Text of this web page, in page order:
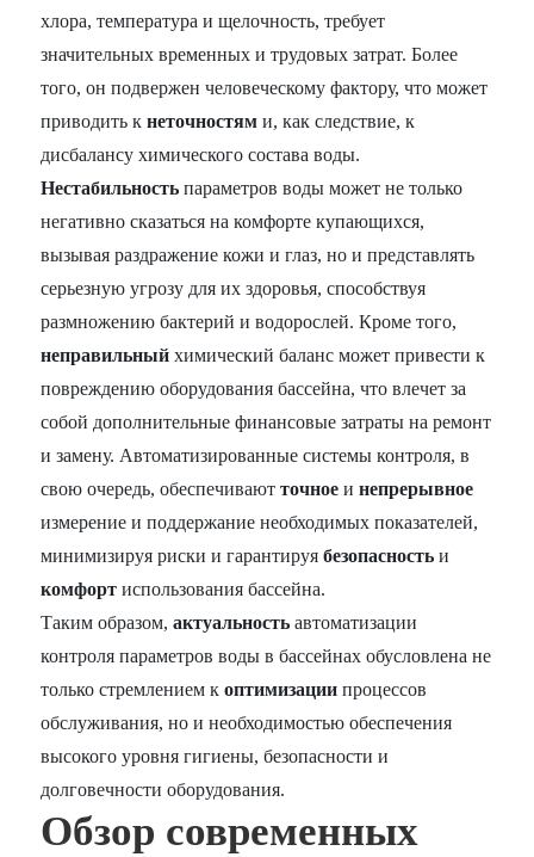
хлора, температура и щелочность, требует
значительных временных и трудовых затрат. Более
того, он подвержен человеческому фактору, что может
приводить кнеточностям и, как следствие, к
дисбалансу химического состава воды.
Нестабильность параметров воды может не только
негативно сказаться на комфорте купающихся,
вызывая раздражение кожи и глаз, но и представлять
серьезную угрозу для их здоровья, способствуя
размножению бактерий и водорослей. Кроме того,
неправильный химический баланс может привести к
повреждению оборудования бассейна, что влечет за
собой дополнительные финансовые затраты на ремонт
и замену. Автоматизированные системы контроля, в
свою очередь, обеспечиваютточное инепрерывное
измерение и поддержание необходимых показателей,
минимизируя риски и гарантируябезопасность и
комфорт использования бассейна.
Таким образом,актуальность автоматизации
контроля параметров воды в бассейнах обусловлена не
только стремлением коптимизации процессов
обслуживания, но и необходимостью обеспечения
высокого уровня гигиены, безопасности и
долговечности оборудования.
Обзор современных